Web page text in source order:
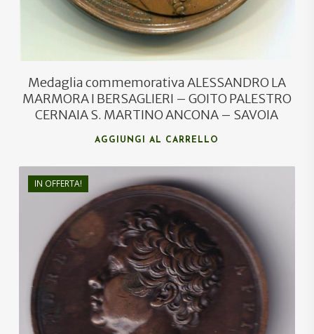
Medaglia commemorativa ALESSANDRO LA
MARMORA I BERSAGLIERI – GOITO PALESTRO
CERNAIA S. MARTINO ANCONA – SAVOIA
AGGIUNGI AL CARRELLO
IN OFFERTA!
€80,00
€72,00